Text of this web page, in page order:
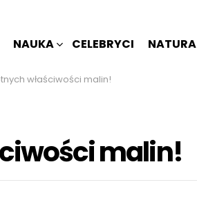
NAUKA CELEBRYCI NATURA
właściwości malin!
malin!